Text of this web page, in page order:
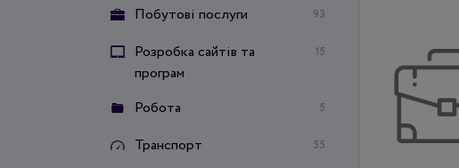
Побутові послуги 93
Розробка сайтів та
програм
15
Робота 5
Транспорт 55